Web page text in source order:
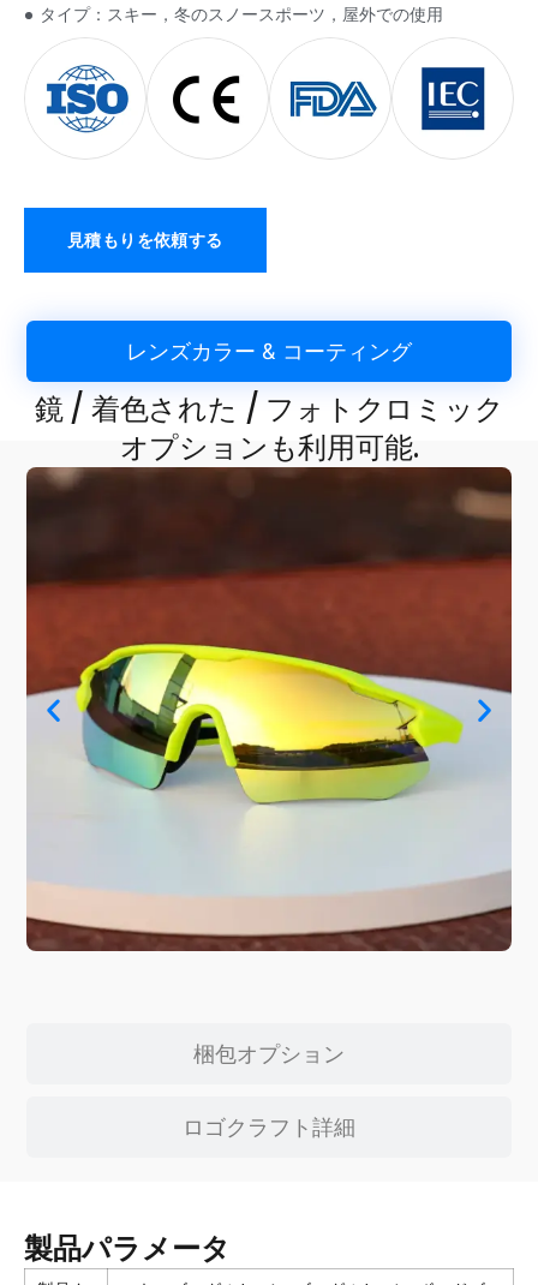
タイプ：スキー，冬のスノースポーツ，屋外での使用
見積もりを依頼する
レンズカラー & コーティング
梱包オプション
ロゴクラフト詳細
鏡 / 着色された / フォトクロミック
オプションも利用可能.
製品パラメータ